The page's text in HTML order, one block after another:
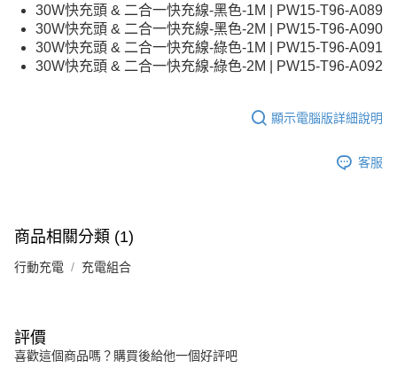
30W快充頭 & 二合一快充線-黑色-1M | PW15-T96-A089
30W快充頭 & 二合一快充線-黑色-2M | PW15-T96-A090
30W快充頭 & 二合一快充線-綠色-1M | PW15-T96-A091
30W快充頭 & 二合一快充線-綠色-2M | PW15-T96-A092
顯示電腦版詳細說明
客服
商品相關分類 (1)
行動充電 充電組合
評價
喜歡這個商品嗎？購買後給他一個好評吧